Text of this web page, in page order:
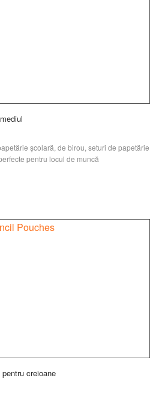
școlară, de birou, seturi de papetărie
pentru locul de muncă
creioane